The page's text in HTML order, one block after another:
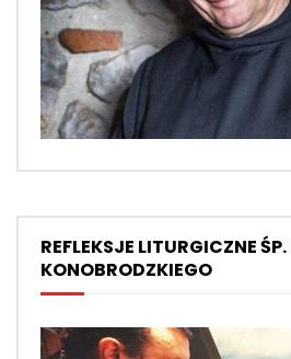
REFLEKSJE LITURGICZNE
KONOBRODZKIEGO